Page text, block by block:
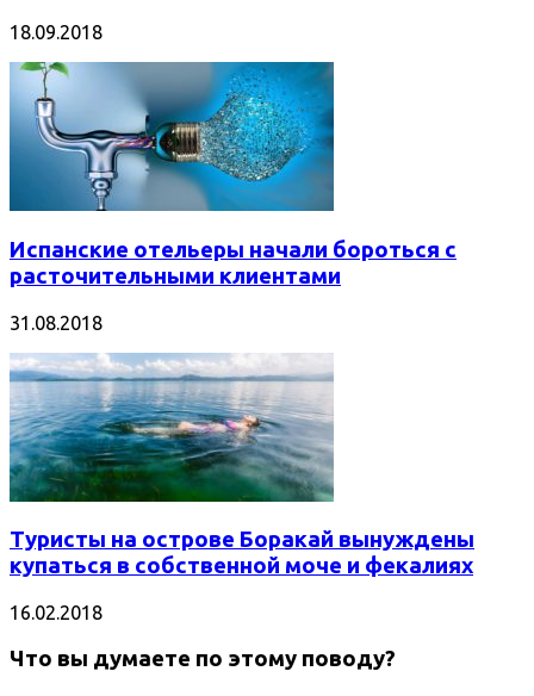
18.09.2018
Испанские отельеры начали бороться с
расточительными клиентами
31.08.2018
Туристы на острове Боракай вынуждены
купаться в собственной моче и фекалиях
16.02.2018
Что вы думаете по этому поводу?